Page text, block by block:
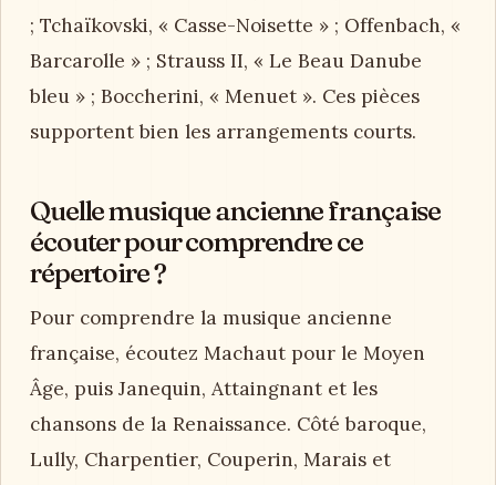
; Tchaïkovski, « Casse-Noisette » ; Offenbach, «
Barcarolle » ; Strauss II, « Le Beau Danube
bleu » ; Boccherini, « Menuet ». Ces pièces
supportent bien les arrangements courts.
Quelle musique ancienne française
écouter pour comprendre ce
répertoire ?
Pour comprendre la musique ancienne
française, écoutez Machaut pour le Moyen
Âge, puis Janequin, Attaingnant et les
chansons de la Renaissance. Côté baroque,
Lully, Charpentier, Couperin, Marais et